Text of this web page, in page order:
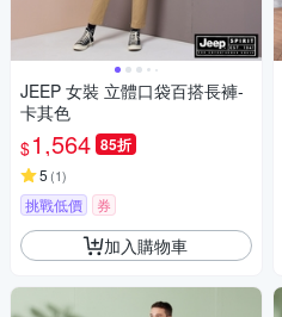
JEEP 女裝 立體口袋百搭長褲-
卡其色
$1,564 85折
5 (1)
挑戰低價 券
加入購物車